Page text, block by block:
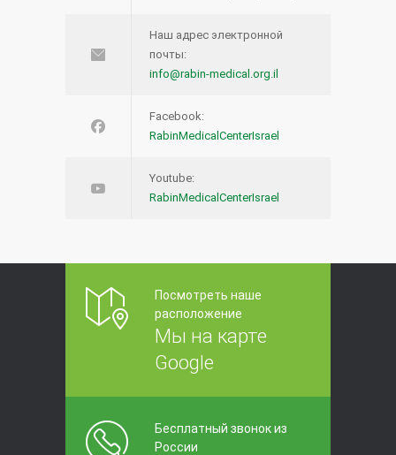
Наш адрес электронной
почты:
info@rabin-medical.org.il
Facebook:
RabinMedicalCenterIsrael
Youtube:
RabinMedicalCenterIsrael
Посмотреть наше
расположение
Мы на карте
Google
Бесплатный звонок из
России